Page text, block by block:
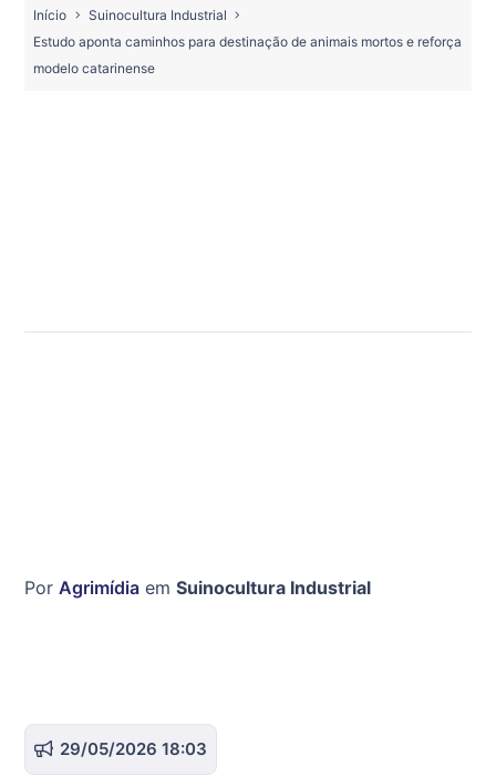
Início
Suinocultura Industrial
Estudo aponta caminhos para destinação de animais mortos e reforça
modelo catarinense
Por Agrimídia em Suinocultura Industrial
29/05/2026 18:03